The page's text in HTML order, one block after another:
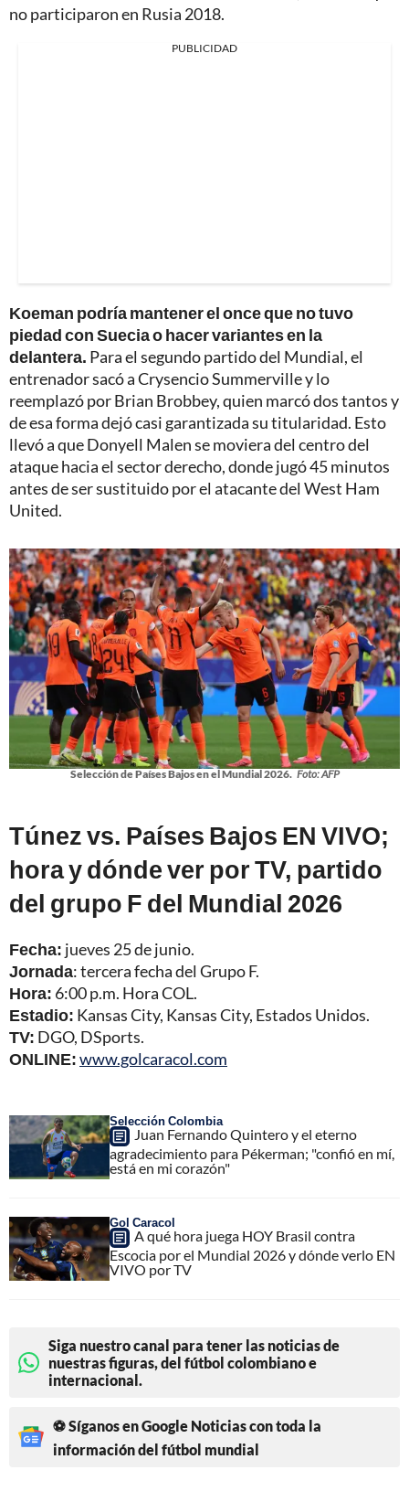
no participaron en Rusia 2018.
PUBLICIDAD
Koeman podría mantener el once que no tuvo
piedad con Suecia o hacer variantes en la
delantera. Para el segundo partido del Mundial, el
entrenador sacó a Crysencio Summerville y lo
reemplazó por Brian Brobbey, quien marcó dos tantos y
de esa forma dejó casi garantizada su titularidad. Esto
llevó a que Donyell Malen se moviera del centro del
ataque hacia el sector derecho, donde jugó 45 minutos
antes de ser sustituido por el atacante del West Ham
United.
Selección de Países Bajos en el Mundial 2026. Foto: AFP
Túnez vs. Países Bajos EN VIVO;
hora y dónde ver por TV, partido
del grupo F del Mundial 2026
Fecha: jueves 25 de junio.
Jornada: tercera fecha del Grupo F.
Hora: 6:00 p.m. Hora COL.
Estadio: Kansas City, Kansas City, Estados Unidos.
TV: DGO, DSports.
ONLINE:www.golcaracol.com
Selección Colombia
Juan Fernando Quintero y el eterno
agradecimiento para Pékerman; "confió en mí,
está en mi corazón"
Gol Caracol
A qué hora juega HOY Brasil contra
Escocia por el Mundial 2026 y dónde verlo EN
VIVO por TV
Siga nuestro canal para tener las noticias de
nuestras figuras, del fútbol colombiano e
internacional.
⚽ Síganos en Google Noticias con toda la
información del fútbol mundial